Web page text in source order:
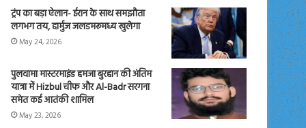
ट्रंप का बड़ा ऐलान- ईरान के साथ समझौता
लगभग तय, हार्मुज जलडमरूमध्य खुलेगा
May 24, 2026
पुलवामा मास्टरमाइंड हमजा बुरहान की अंतिम
यात्रा में Hizbul चीफ और Al-Badr सरगना
समेत कई आतंकी शामिल
May 23, 2026